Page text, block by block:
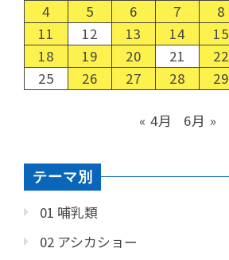
4
5 6 7 8
11
12 13 14 15
18
19 20 21 22
25
26 27 28 29
« 4月 6月 »
テーマ別
01 哺乳類
02 アシカショー